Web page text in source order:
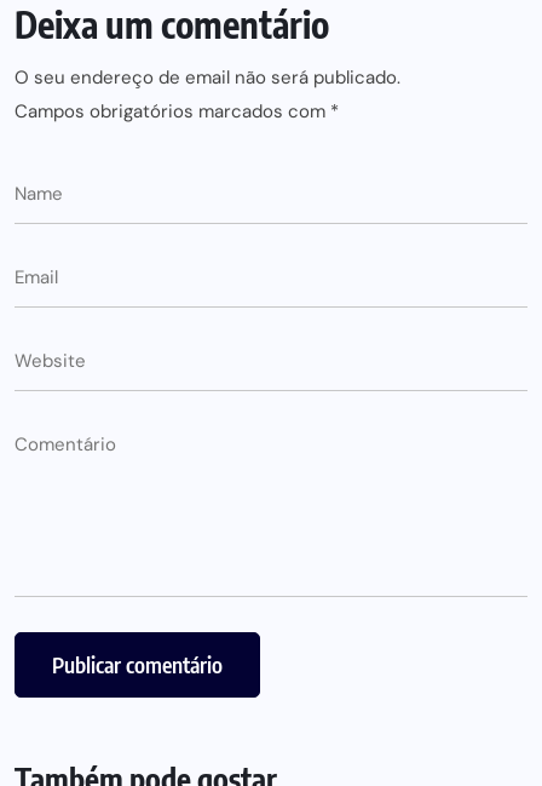
Deixa um comentário
O seu endereço de email não será publicado.
Campos obrigatórios marcados com *